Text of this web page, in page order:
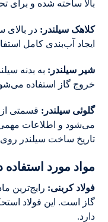
بالا ساخته شده و
کلاهک سیلندر : در بالای
ایجاد آب‌بندی کامل
شیر سیلندر : به بدنه
خروج گاز استفاده
گلوئی سیلندر: قسمتی
می‌شود و اطلاعات
تاریخ ساخت سیلندر
مواد مورد
فولاد کربنی: رایج‌ترین
گاز است. این فولاد
دارد.